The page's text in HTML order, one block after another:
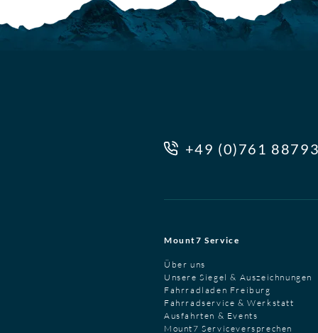
+49 (0)761
Mount7 Service
Über uns
Unsere Siegel & Auszeichnungen
Fahrradladen Freiburg
Fahrradservice & Werkstatt
Ausfahrten & Events
Mount7 Serviceversprechen